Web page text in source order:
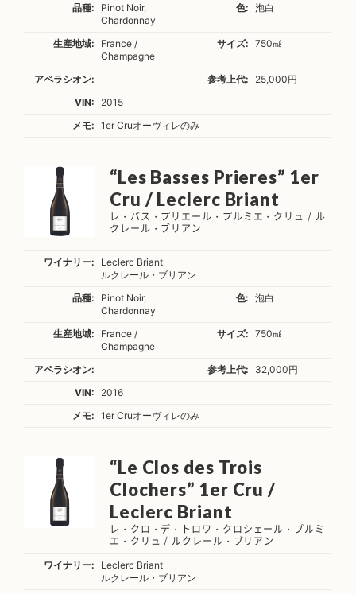
品種:
Pinot Noir,
Chardonnay
色: 泡白
生産地域:
France /
Champagne
サイズ: 750㎖
アペラシオン: 参考上代:
25,000円
VIN:
2015
メモ:
1er Cruオーヴィレのみ
“Les Basses Prieres” 1er
Cru / Leclerc Briant
レ・バス・プリエール・プルミエ・クリュ / ル
クレール・ブリアン
ワイナリー:
Leclerc Briant
ルクレール・ブリアン
品種:
Pinot Noir,
Chardonnay
色: 泡白
生産地域:
France /
Champagne
サイズ: 750㎖
アペラシオン: 参考上代:
32,000円
VIN:
2016
メモ:
1er Cruオーヴィレのみ
“Le Clos des Trois
Clochers” 1er Cru /
Leclerc Briant
レ・クロ・デ・トロワ・クロシェール・プルミ
エ・クリュ / ルクレール・ブリアン
ワイナリー:
Leclerc Briant
ルクレール・ブリアン